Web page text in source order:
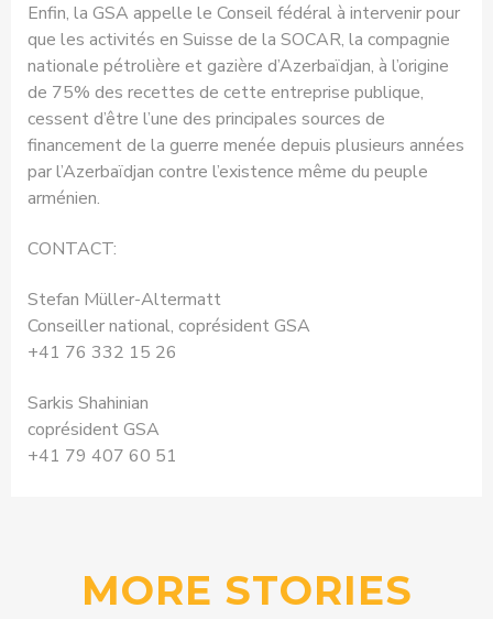
Enfin, la GSA appelle le Conseil fédéral à intervenir pour
que les activités en Suisse de la SOCAR, la compagnie
nationale pétrolière et gazière d’Azerbaïdjan, à l’origine
de 75% des recettes de cette entreprise publique,
cessent d’être l’une des principales sources de
financement de la guerre menée depuis plusieurs années
par l’Azerbaïdjan contre l’existence même du peuple
arménien.
CONTACT:
Stefan Müller-Altermatt
Conseiller national, coprésident GSA
+41 76 332 15 26
Sarkis Shahinian
coprésident GSA
+41 79 407 60 51
MORE STORIES